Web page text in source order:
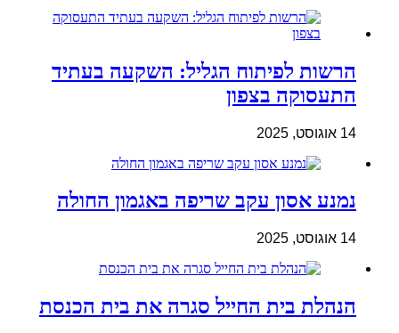
הרשות לפיתוח הגליל: השקעה בעתיד
התעסוקה בצפון
14 אוגוסט, 2025
נמנע אסון עקב שריפה באגמון החולה
14 אוגוסט, 2025
הנהלת בית החייל סגרה את בית הכנסת